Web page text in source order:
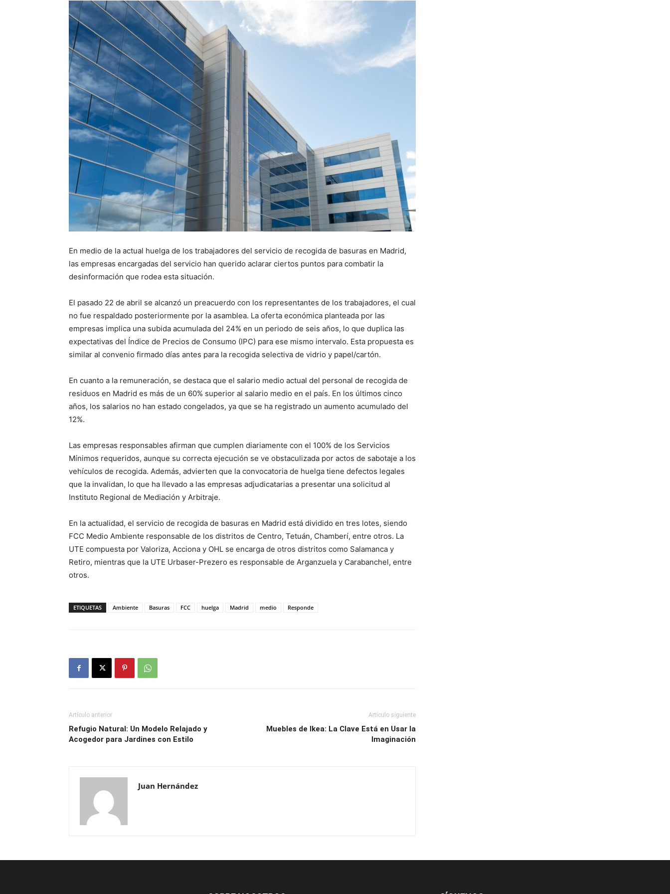
En medio de la actual huelga de los trabajadores del servicio de recogida de basuras en Madrid,
las empresas encargadas del servicio han querido aclarar ciertos puntos para combatir la
desinformación que rodea esta situación.
El pasado 22 de abril se alcanzó un preacuerdo con los representantes de los trabajadores, el cual
no fue respaldado posteriormente por la asamblea. La oferta económica planteada por las
empresas implica una subida acumulada del 24% en un periodo de seis años, lo que duplica las
expectativas del Índice de Precios de Consumo (IPC) para ese mismo intervalo. Esta propuesta es
similar al convenio firmado días antes para la recogida selectiva de vidrio y papel/cartón.
En cuanto a la remuneración, se destaca que el salario medio actual del personal de recogida de
residuos en Madrid es más de un 60% superior al salario medio en el país. En los últimos cinco
años, los salarios no han estado congelados, ya que se ha registrado un aumento acumulado del
12%.
Las empresas responsables afirman que cumplen diariamente con el 100% de los Servicios
Mínimos requeridos, aunque su correcta ejecución se ve obstaculizada por actos de sabotaje a los
vehículos de recogida. Además, advierten que la convocatoria de huelga tiene defectos legales
que la invalidan, lo que ha llevado a las empresas adjudicatarias a presentar una solicitud al
Instituto Regional de Mediación y Arbitraje.
En la actualidad, el servicio de recogida de basuras en Madrid está dividido en tres lotes, siendo
FCC Medio Ambiente responsable de los distritos de Centro, Tetuán, Chamberí, entre otros. La
UTE compuesta por Valoriza, Acciona y OHL se encarga de otros distritos como Salamanca y
Retiro, mientras que la UTE Urbaser-Prezero es responsable de Arganzuela y Carabanchel, entre
otros.
ETIQUETAS Ambiente Basuras FCC huelga Madrid medio Responde
Artículo anterior
Refugio Natural: Un Modelo Relajado y
Acogedor para Jardines con Estilo
Artículo siguiente
Muebles de Ikea: La Clave Está en Usar la
Imaginación
Juan Hernández